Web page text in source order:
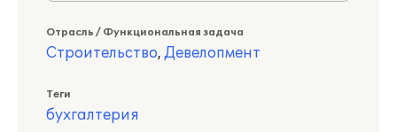
Отрасль / Функциональная задача
Строительство, Девелопмент
Теги
бухгалтерия